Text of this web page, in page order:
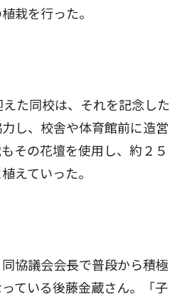
栽を行った。
た同校は、それを記念した
し、校舎や体育館前に造営
その花壇を使用し、約２５
えていった。
協議会会長で普段から積極
ている後藤金蔵さん。「子